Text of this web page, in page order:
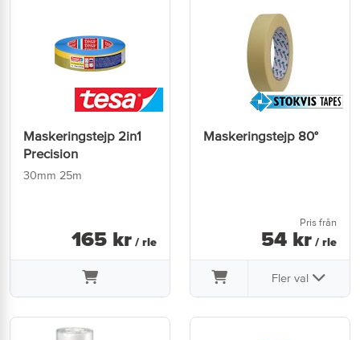
Maskeringstejp 2in1
Precision
30mm 25m
165 kr / rle
Maskeringstejp 80°
Pris från
54 kr / rle
Fler val